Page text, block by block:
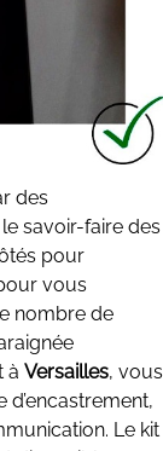
des
savoir-faire des
pour
vous
nombre de
à Versailles, vous
Le kit